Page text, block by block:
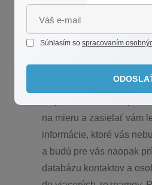
alebo informácií o
tlačenú formu alebo
messenger, aj tu
nám dáte vedieť, že si
na mieru a zasielať vám
informácie, ktoré vás
a budú pre vás naopak
databázu kontaktov a
Súhlasím so spracovaním